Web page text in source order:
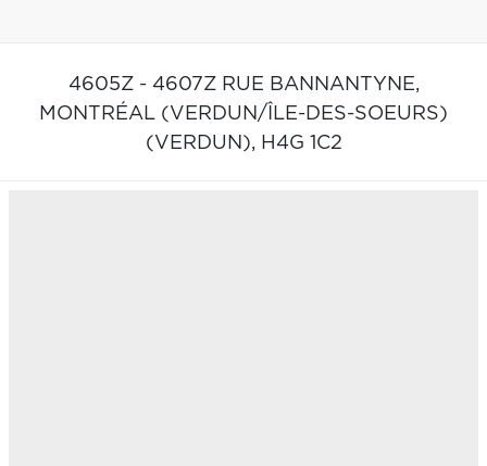
4605Z - 4607Z RUE BANNANTYNE,
MONTRÉAL (VERDUN/ÎLE-DES-SOEURS)
(VERDUN), H4G 1C2